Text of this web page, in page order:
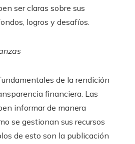
ser claras sobre sus
logros y desafíos.
de la rendición
financiera. Las
informar de manera
se gestionan sus recursos
de esto son la publicación